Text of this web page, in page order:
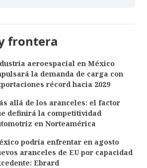
frontera
aeroespacial en México
la demanda de carga con
récord hacia 2029
allá de los aranceles: el factor
definirá la competitividad
en Norteamérica
podría enfrentar en agosto
aranceles de EU por capacidad
Ebrard